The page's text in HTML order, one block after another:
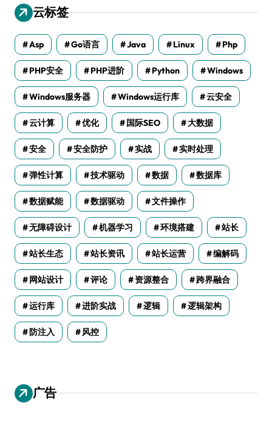
云标签
Asp Go语言 Java Linux Php
PHP安全 PHP进阶 Python Windows
Windows服务器 Windows运行库 云安全
云计算 优化 国际SEO 大数据
安全 安全防护 实战 实时处理
弹性计算 技术驱动 数据 数据库
数据赋能 数据驱动 文件操作
无障碍设计 机器学习 环境搭建 站长
站长生态 站长资讯 站长运营 编解码
网站设计 评论 资源整合 跨界融合
运行库 进阶实战 逻辑 逻辑架构
防注入 风控
广告